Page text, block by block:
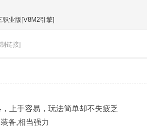
业版[V8M2引擎]
链接]
上手容易，玩法简单却不失疲乏
备,相当强力